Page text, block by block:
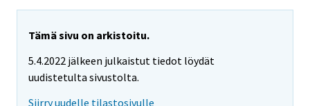
Tämä sivu on arkistoitu.
5.4.2022 jälkeen julkaistut tiedot löydät
uudistetulta sivustolta.
Siirry uudelle tilastosivulle